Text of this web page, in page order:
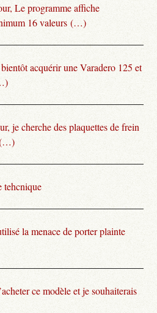
Le programme affiche
16 valeurs (…)
acquérir une Varadero 125 et
je cherche des plaquettes de frein
(…)
tehcnique
la menace de porter plainte
ce modèle et je souhaiterais